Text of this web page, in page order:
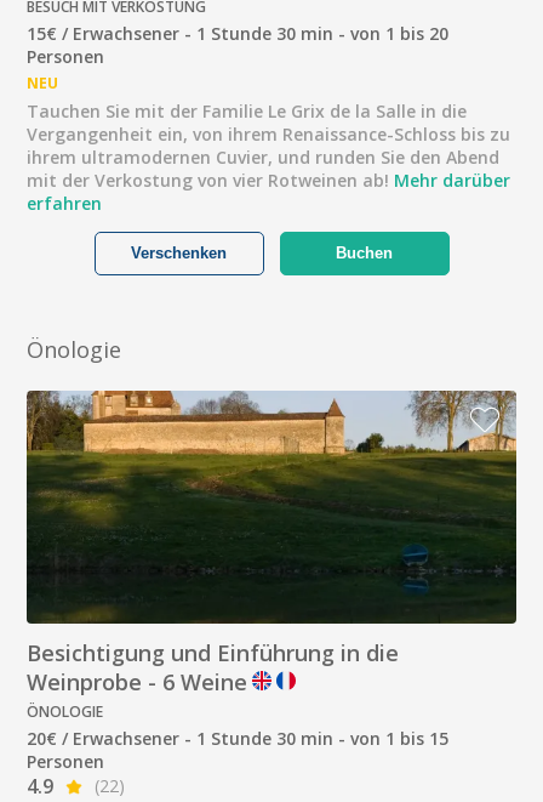
BESUCH MIT VERKOSTUNG
15€ / Erwachsener - 1 Stunde 30 min - von 1 bis 20
Personen
NEU
Tauchen Sie mit der Familie Le Grix de la Salle in die
Vergangenheit ein, von ihrem Renaissance-Schloss bis zu
ihrem ultramodernen Cuvier, und runden Sie den Abend
mit der Verkostung von vier Rotweinen ab! Mehr darüber
erfahren
Buchen
Verschenken
Önologie
Besichtigung und Einführung in die
Weinprobe - 6 Weine
ÖNOLOGIE
20€ / Erwachsener - 1 Stunde 30 min - von 1 bis 15
Personen
4.9
(22)